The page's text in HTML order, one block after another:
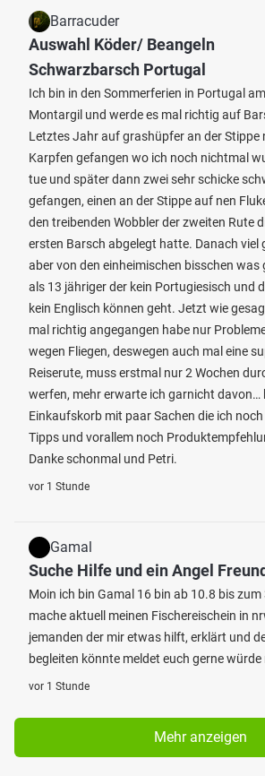
Barracuder
Auswahl Köder/ Beangeln
Schwarzbarsch Portugal
Ich bin in den Sommerferien in Portugal
Montargil und werde es mal richtig auf
Letztes Jahr auf grashüpfer an der Stippe
Karpfen gefangen wo ich noch nichtmal
tue und später dann zwei sehr schicke
gefangen, einen an der Stippe auf nen
den treibenden Wobbler der zweiten Rute
ersten Barsch abgelegt hatte. Danach viel
aber von den einheimischen bisschen was
als 13 jähriger der kein Portugiesisch und
kein Englisch können geht. Jetzt wie
mal richtig angegangen habe nur
wegen Fliegen, deswegen auch mal eine
Reiserute, muss erstmal nur 2 Wochen
werfen, mehr erwarte ich garnicht davon…
Einkaufskorb mit paar Sachen die ich
Tipps und vorallem noch
Danke schonmal und Petri.
vor 1 Stunde
Gamal
Suche Hilfe und ein Angel Freund
Moin ich bin Gamal 16 bin ab 10.8 bis
mache aktuell meinen Fischereischein in
jemanden der mir etwas hilft, erklärt und
begleiten könnte meldet euch gerne
vor 1 Stunde
Mehr anzeigen